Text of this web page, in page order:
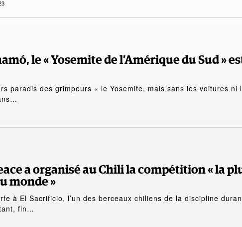
le « Yosemite de l’Amérique du Sud »
paradis des grimpeurs « le Yosemite, mais sans les voitures ni
a organisé au Chili la compétition « la
monde »
à El Sacrificio, l’un des berceaux chiliens de la discipline
fin…